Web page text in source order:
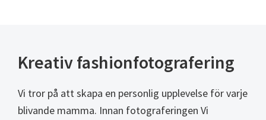
Kreativ fashionfotografering
Vi tror på att skapa en personlig upplevelse för varje
blivande mamma. Innan fotograferingen Vi